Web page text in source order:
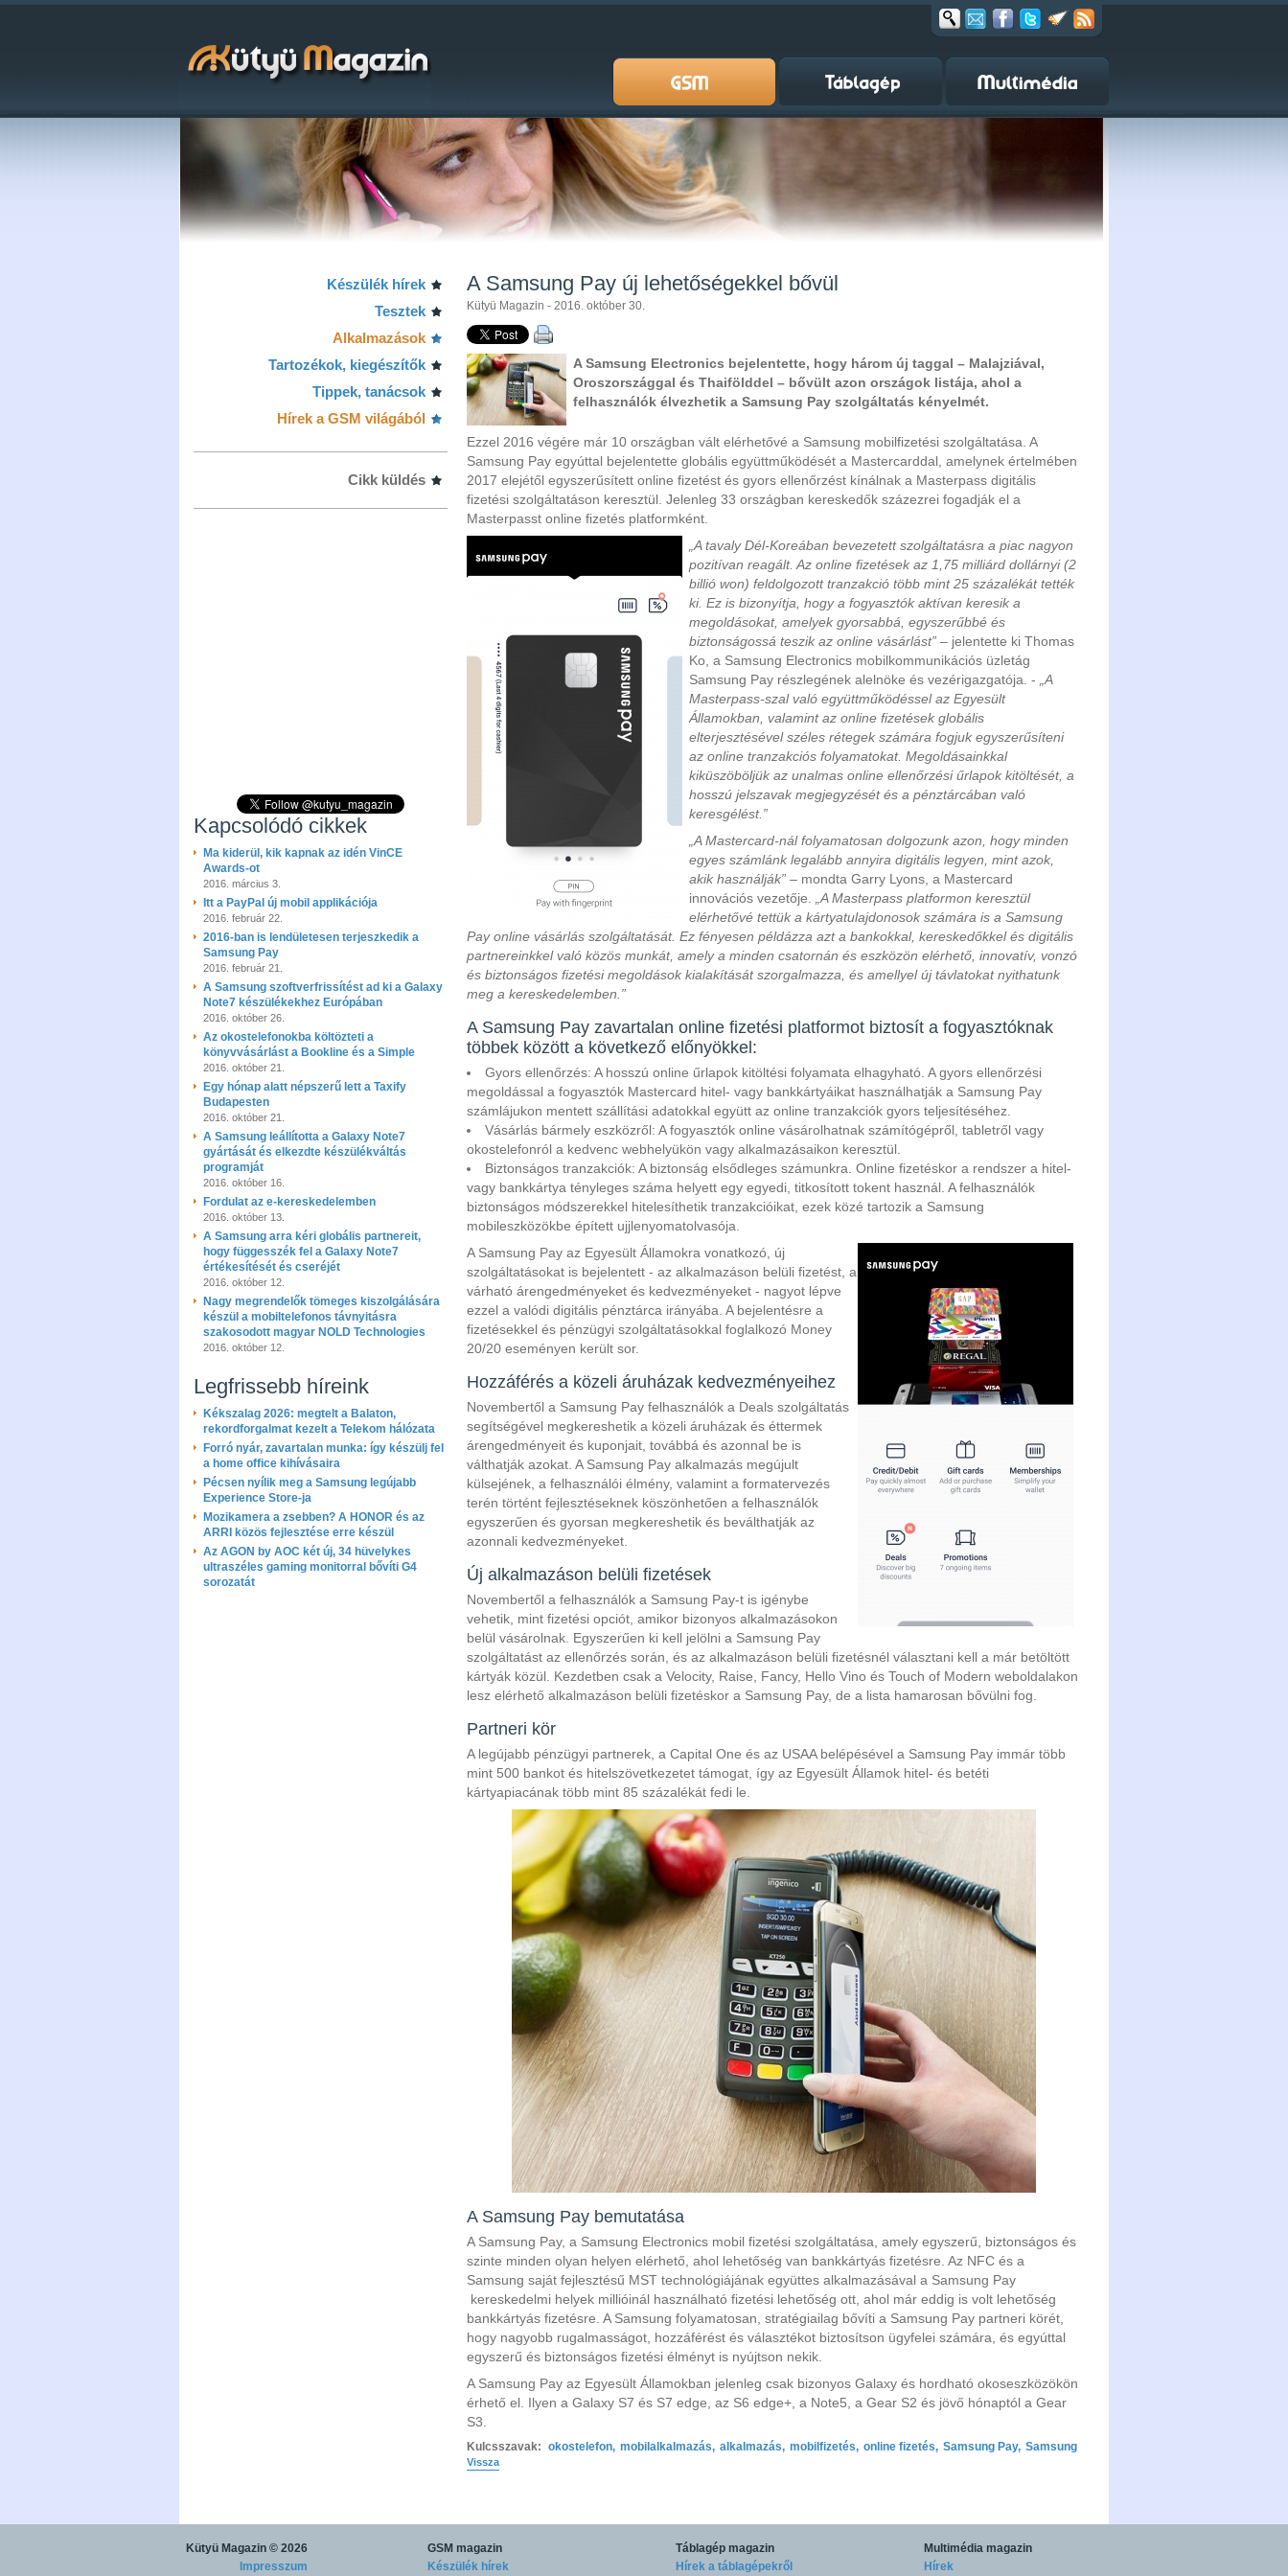
Készülék hírek
Tesztek
Alkalmazások
Tartozékok, kiegészítők
Tippek, tanácsok
Hírek a GSM világából
Cikk küldés
Kapcsolódó cikkek
Ma kiderül, kik kapnak az idén VinCE
Awards-ot
2016. március 3.
Itt a PayPal új mobil applikációja
2016. február 22.
2016-ban is lendületesen terjeszkedik a
Samsung Pay
2016. február 21.
A Samsung szoftverfrissítést ad ki a Galaxy
Note7 készülékekhez Európában
2016. október 26.
Az okostelefonokba költözteti a
könyvvásárlást a Bookline és a Simple
2016. október 21.
Egy hónap alatt népszerű lett a Taxify
Budapesten
2016. október 21.
A Samsung leállította a Galaxy Note7
gyártását és elkezdte készülékváltás
programját
2016. október 16.
Fordulat az e-kereskedelemben
2016. október 13.
A Samsung arra kéri globális partnereit,
hogy függesszék fel a Galaxy Note7
értékesítését és cseréjét
2016. október 12.
Nagy megrendelők tömeges kiszolgálására
készül a mobiltelefonos távnyitásra
szakosodott magyar NOLD Technologies
2016. október 12.
Legfrissebb híreink
Kékszalag 2026: megtelt a Balaton,
rekordforgalmat kezelt a Telekom hálózata
Forró nyár, zavartalan munka: így készülj fel
a home office kihívásaira
Pécsen nyílik meg a Samsung legújabb
Experience Store-ja
Mozikamera a zsebben? A HONOR és az
ARRI közös fejlesztése erre készül
Az AGON by AOC két új, 34 hüvelykes
ultraszéles gaming monitorral bővíti G4
sorozatát
A Samsung Pay új lehetőségekkel bővül
Kütyü Magazin - 2016. október 30.
A Samsung Electronics bejelentette, hogy három új taggal – Malajziával,
Oroszországgal és Thaifölddel – bővült azon országok listája, ahol a
felhasználók élvezhetik a Samsung Pay szolgáltatás kényelmét.
Ezzel 2016 végére már 10 országban vált elérhetővé a Samsung mobilfizetési szolgáltatása. A
Samsung Pay egyúttal bejelentette globális együttműködését a Mastercarddal, amelynek értelmében
2017 elejétől egyszerűsített online fizetést és gyors ellenőrzést kínálnak a Masterpass digitális
fizetési szolgáltatáson keresztül. Jelenleg 33 országban kereskedők százezrei fogadják el a
Masterpasst online fizetés platformként.
„A tavaly Dél-Koreában bevezetett szolgáltatásra a piac nagyon
pozitívan reagált. Az online fizetések az 1,75 milliárd dollárnyi (2
billió won) feldolgozott tranzakció több mint 25 százalékát tették
ki. Ez is bizonyítja, hogy a fogyasztók aktívan keresik a
megoldásokat, amelyek gyorsabbá, egyszerűbbé és
biztonságossá teszik az online vásárlást” – jelentette ki Thomas
Ko, a Samsung Electronics mobilkommunikációs üzletág
Samsung Pay részlegének alelnöke és vezérigazgatója. - „A
Masterpass-szal való együttműködéssel az Egyesült
Államokban, valamint az online fizetések globális
elterjesztésével széles rétegek számára fogjuk egyszerűsíteni
az online tranzakciós folyamatokat. Megoldásainkkal
kiküszöböljük az unalmas online ellenőrzési űrlapok kitöltését, a
hosszú jelszavak megjegyzését és a pénztárcában való
keresgélést.”
„A Mastercard-nál folyamatosan dolgozunk azon, hogy minden
egyes számlánk legalább annyira digitális legyen, mint azok,
akik használják” – mondta Garry Lyons, a Mastercard
innovációs vezetője.
„A Masterpass platformon keresztül
elérhetővé tettük a kártyatulajdonosok számára is a Samsung
Pay online vásárlás szolgáltatását. Ez fényesen példázza azt a bankokkal, kereskedőkkel és digitális
partnereinkkel való közös munkát, amely a minden csatornán és eszközön elérhető, innovatív, vonzó
és biztonságos fizetési megoldások kialakítását szorgalmazza, és amellyel új távlatokat nyithatunk
meg a kereskedelemben.”
A Samsung Pay zavartalan online fizetési platformot biztosít a fogyasztóknak
többek között a következő előnyökkel:
Gyors ellenőrzés: A hosszú online űrlapok kitöltési folyamata elhagyható. A gyors ellenőrzési
megoldással a fogyasztók Mastercard hitel- vagy bankkártyáikat használhatják a Samsung Pay
számlájukon mentett szállítási adatokkal együtt az online tranzakciók gyors teljesítéséhez.
Vásárlás bármely eszközről: A fogyasztók online vásárolhatnak számítógépről, tabletről vagy
okostelefonról a kedvenc webhelyükön vagy alkalmazásaikon keresztül.
Biztonságos tranzakciók: A biztonság elsődleges számunkra. Online fizetéskor a rendszer a hitel-
vagy bankkártya tényleges száma helyett egy egyedi, titkosított tokent használ. A felhasználók
biztonságos módszerekkel hitelesíthetik tranzakcióikat, ezek közé tartozik a Samsung
mobileszközökbe épített ujjlenyomatolvasója.
A Samsung Pay az Egyesült Államokra vonatkozó, új
szolgáltatásokat is bejelentett - az alkalmazáson belüli fizetést, a
várható árengedményeket és kedvezményeket - nagyot lépve
ezzel a valódi digitális pénztárca irányába. A bejelentésre a
fizetésekkel és pénzügyi szolgáltatásokkal foglalkozó Money
20/20 eseményen került sor.
Hozzáférés a közeli áruházak kedvezményeihez
Novembertől a Samsung Pay felhasználók a Deals szolgáltatás
segítségével megkereshetik a közeli áruházak és éttermek
árengedményeit és kuponjait, továbbá és azonnal be is
válthatják azokat. A Samsung Pay alkalmazás megújult
külsejének, a felhasználói élmény, valamint a formatervezés
terén történt fejlesztéseknek köszönhetően a felhasználók
egyszerűen és gyorsan megkereshetik és beválthatják az
azonnali kedvezményeket.
Új alkalmazáson belüli fizetések
Novembertől a felhasználók a Samsung Pay-t is igénybe
vehetik, mint fizetési opciót, amikor bizonyos alkalmazásokon
belül vásárolnak. Egyszerűen ki kell jelölni a Samsung Pay
szolgáltatást az ellenőrzés során, és az alkalmazáson belüli fizetésnél választani kell a már betöltött
kártyák közül. Kezdetben csak a Velocity, Raise, Fancy, Hello Vino és Touch of Modern weboldalakon
lesz elérhető alkalmazáson belüli fizetéskor a Samsung Pay, de a lista hamarosan bővülni fog.
Partneri kör
A legújabb pénzügyi partnerek, a Capital One és az USAA belépésével a Samsung Pay immár több
mint 500 bankot és hitelszövetkezetet támogat, így az Egyesült Államok hitel- és betéti
kártyapiacának több mint 85 százalékát fedi le.
A Samsung Pay bemutatása
A Samsung Pay, a Samsung Electronics mobil fizetési szolgáltatása, amely egyszerű, biztonságos és
szinte minden olyan helyen elérhető, ahol lehetőség van bankkártyás fizetésre. Az NFC és a
Samsung saját fejlesztésű MST technológiájának együttes alkalmazásával a Samsung Pay
kereskedelmi helyek millióinál használható fizetési lehetőség ott, ahol már eddig is volt lehetőség
bankkártyás fizetésre. A Samsung folyamatosan, stratégiailag bővíti a Samsung Pay partneri körét,
hogy nagyobb rugalmasságot, hozzáférést és választékot biztosítson ügyfelei számára, és egyúttal
egyszerű és biztonságos fizetési élményt is nyújtson nekik.
A Samsung Pay az Egyesült Államokban jelenleg csak bizonyos Galaxy és hordható okoseszközökön
érhető el. Ilyen a Galaxy S7 és S7 edge, az S6 edge+, a Note5, a Gear S2 és jövő hónaptól a Gear
S3.
Kulcsszavak: okostelefon, mobilalkalmazás, alkalmazás, mobilfizetés, online fizetés, Samsung Pay, Samsung
Vissza
Kütyü Magazin © 2026
Impresszum
GSM magazin
Készülék hírek
Táblagép magazin
Hírek a táblagépekről
Multimédia magazin
Hírek